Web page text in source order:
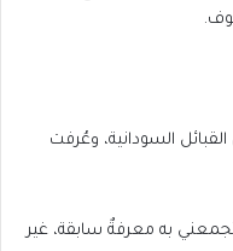
السودانية، وعُرفت
به معرفةٌ سابقة، غير